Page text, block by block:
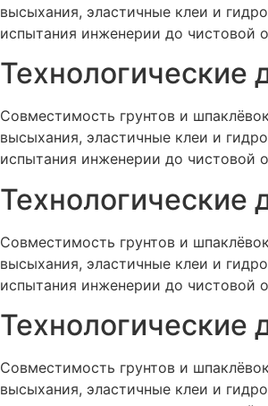
высыхания, эластичные клеи и
испытания инженерии до чистовой
Технологические
Совместимость грунтов и
высыхания, эластичные клеи и
испытания инженерии до чистовой
Технологические
Совместимость грунтов и
высыхания, эластичные клеи и
испытания инженерии до чистовой
Технологические
Совместимость грунтов и
высыхания, эластичные клеи и